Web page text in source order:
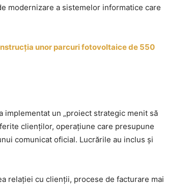
modernizare a sistemelor informatice care
unor parcuri fotovoltaice de 550
implementat un „proiect strategic menit să
clienților, operațiune care presupune
comunicat oficial. Lucrările au inclus și
relației cu clienții, procese de facturare mai